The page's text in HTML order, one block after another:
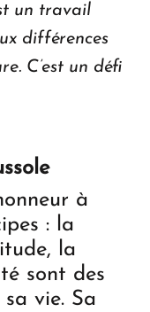
un travail
différences
C’est un défi
à
: la
la
sont des
vie. Sa